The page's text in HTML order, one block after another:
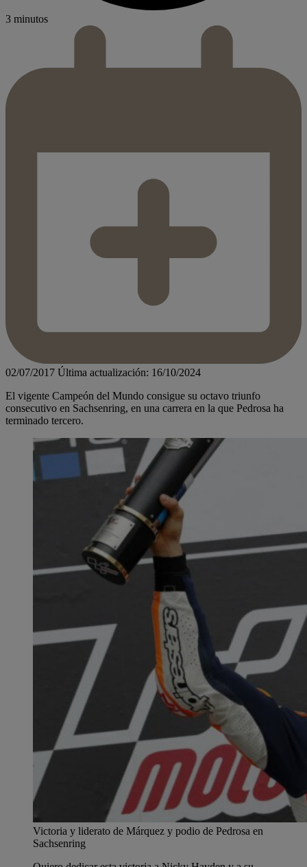
3 minutos
02/07/2017 Última actualización: 16/10/2024
El vigente Campeón del Mundo consigue su octavo triunfo
consecutivo en Sachsenring, en una carrera en la que Pedrosa ha
terminado tercero.
Victoria y liderato de Márquez y podio de Pedrosa en
Sachsenring